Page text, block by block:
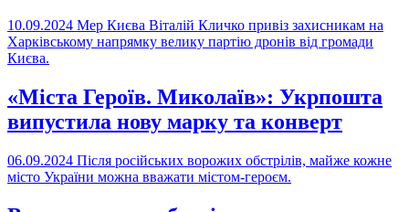
10.09.2024 Мер Києва Віталій Кличко привіз захисникам на
Харківському напрямку велику партію дронів від громади
Києва.
«Міста Героїв. Миколаїв»: Укрпошта
випустила нову марку та конверт
06.09.2024 Після російських ворожих обстрілів, майже кожне
місто України можна вважати містом-героєм.